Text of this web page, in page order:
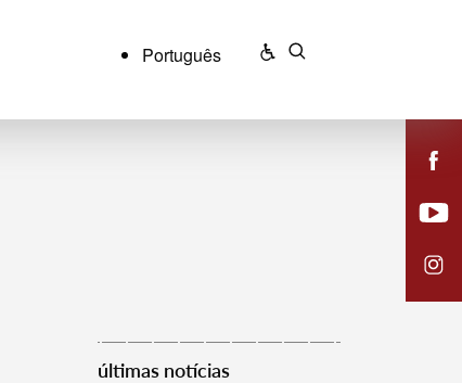
Português
últimas notícias